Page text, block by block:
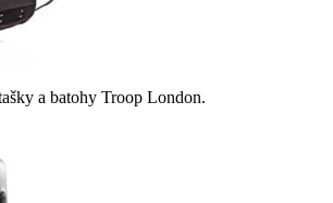
a batohy Troop London.